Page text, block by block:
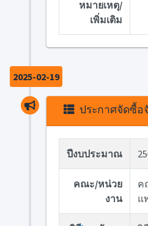
หมายเหตุ/
เพิ่มเติม
2025-02-19
ประกาศจัดซื้อ
ปีงบประมาณ
คณะ/หน่วย
งาน
ค
แ